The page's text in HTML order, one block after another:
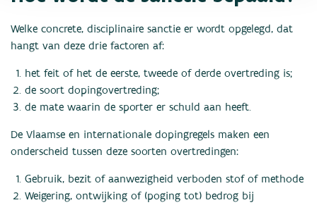
Welke concrete, disciplinaire sanctie er wordt opgelegd, dat
hangt van deze drie factoren af:
het feit of het de eerste, tweede of derde overtreding is;
de soort dopingovertreding;
de mate waarin de sporter er schuld aan heeft.
De Vlaamse en internationale dopingregels maken een
onderscheid tussen deze soorten overtredingen:
Gebruik, bezit of aanwezigheid verboden stof of methode
Weigering, ontwijking of (poging tot) bedrog bij